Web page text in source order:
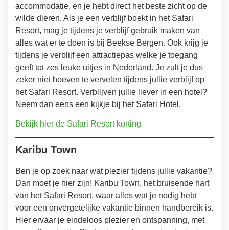
accommodatie, en je hebt direct het beste zicht op de
wilde dieren. Als je een verblijf boekt in het Safari
Resort, mag je tijdens je verblijf gebruik maken van
alles wat er te doen is bij Beekse Bergen. Ook krijg je
tijdens je verblijf een attractiepas welke je toegang
geeft tot zes leuke uitjes in Nederland. Je zult je dus
zeker niet hoeven te vervelen tijdens jullie verblijf op
het Safari Resort. Verblijven jullie liever in een hotel?
Neem dan eens een kijkje bij het Safari Hotel.
Bekijk hier de Safari Resort korting
Karibu Town
Ben je op zoek naar wat plezier tijdens jullie vakantie?
Dan moet je hier zijn! Karibu Town, het bruisende hart
van het Safari Resort, waar alles wat je nodig hebt
voor een onvergetelijke vakantie binnen handbereik is.
Hier ervaar je eindeloos plezier en ontspanning, met